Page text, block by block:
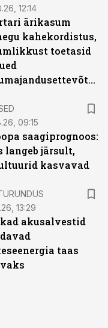
12:14
ärikasum
kahekordistus,
toetasid
põllumajandusettevõtted
09:15
saagiprognoos:
langeb järsult,
kasvavad
13:29
akusalvestid
taas